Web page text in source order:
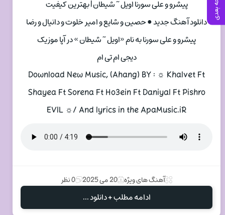
پیشرو و علی سورنا اویل ~ شیطان | بهترین کیفیت
دانلود آهنگ جدید ● حصین و شایع و امیر خلوت و دانیال و رضا
پیشرو و علی سورنا به نام «اویل ~ شیطان » در آپا موزیک
دیجی ام تی ام
Download New Music, (Ahang) BY : ☼ Khalvet Ft
Shayea Ft Sorena Ft Ho3ein Ft Daniyal Ft Pishro
EVIL ☼/ And lyrics in the ApaMusic.iR
آهنگ های ویژه 20 می 2025 0 نظر
ادامه مطلب + دانلود ...